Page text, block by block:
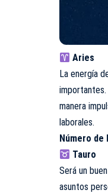
Aries
La energía
manera
laborales.
Número de
Tauro
Será un
asuntos